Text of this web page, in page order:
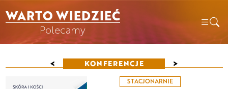
WARTO WIEDZIEĆ
Polecamy
< KONFERENCJE >
STACJONARNIE